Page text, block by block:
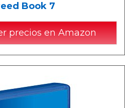
Book 7
precios en Amazon